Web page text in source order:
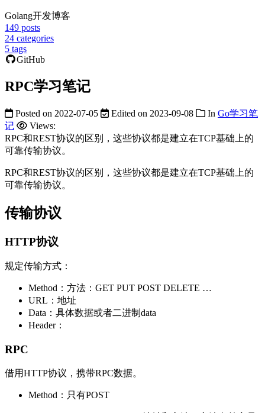
Golang开发博客
149 posts
24 categories
5 tags
GitHub
RPC学习笔记
Posted on 2022-07-05 Edited on 2023-09-08 In Go学习笔
记
Views:
RPC和REST协议的区别，这些协议都是建立在TCP基础上的
可靠传输协议。
RPC和REST协议的区别，这些协议都是建立在TCP基础上的
可靠传输协议。
传输协议
HTTP协议
规定传输方式：
Method：方法：GET PUT POST DELETE …
URL：地址
Data：具体数据或者二进制data
Header：
RPC
借用HTTP协议，携带RPC数据。
Method：只有POST